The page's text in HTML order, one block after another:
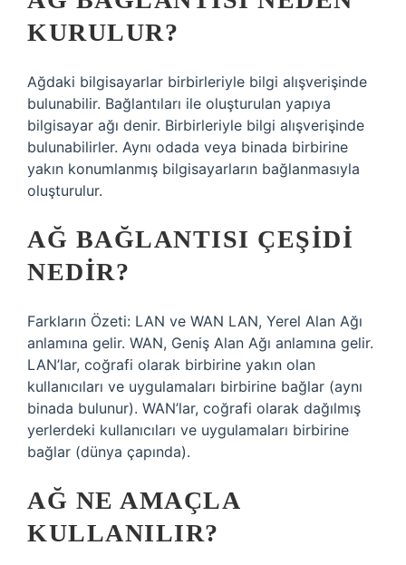
KURULUR?
Ağdaki bilgisayarlar birbirleriyle bilgi alışverişinde
bulunabilir. Bağlantıları ile oluşturulan yapıya
bilgisayar ağı denir. Birbirleriyle bilgi alışverişinde
bulunabilirler. Aynı odada veya binada birbirine
yakın konumlanmış bilgisayarların bağlanmasıyla
oluşturulur.
AĞ BAĞLANTISI ÇEŞIDI
NEDIR?
Farkların Özeti: LAN ve WAN LAN, Yerel Alan Ağı
anlamına gelir. WAN, Geniş Alan Ağı anlamına gelir.
LAN’lar, coğrafi olarak birbirine yakın olan
kullanıcıları ve uygulamaları birbirine bağlar (aynı
binada bulunur). WAN’lar, coğrafi olarak dağılmış
yerlerdeki kullanıcıları ve uygulamaları birbirine
bağlar (dünya çapında).
AĞ NE AMAÇLA
KULLANILIR?